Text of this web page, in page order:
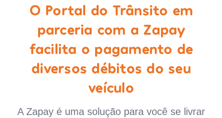
O Portal do Trânsito em
parceria com a Zapay
facilita o pagamento de
diversos débitos do seu
veículo
A Zapay é uma solução para você se livrar